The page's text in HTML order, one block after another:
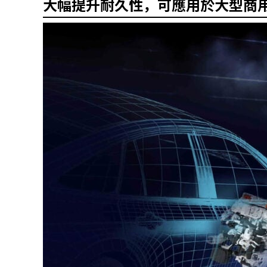
大幅提升耐久性，可應用於大型商